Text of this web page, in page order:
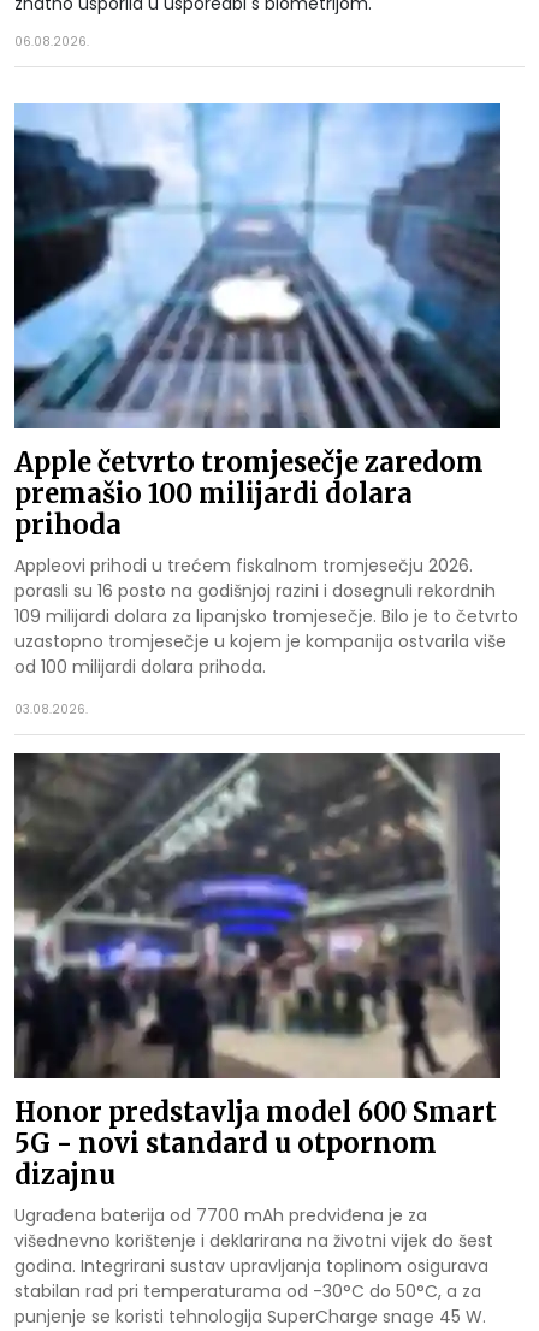
06.08.2026.
Apple četvrto tromjesečje zaredom
premašio 100 milijardi dolara
prihoda
Appleovi prihodi u trećem fiskalnom tromjesečju 2026.
porasli su 16 posto na godišnjoj razini i dosegnuli rekordnih
109 milijardi dolara za lipanjsko tromjesečje. Bilo je to četvrto
uzastopno tromjesečje u kojem je kompanija ostvarila više
od 100 milijardi dolara prihoda.
03.08.2026.
Honor predstavlja model 600 Smart
5G - novi standard u otpornom
dizajnu
Ugrađena baterija od 7700 mAh predviđena je za
višednevno korištenje i deklarirana na životni vijek do šest
godina. Integrirani sustav upravljanja toplinom osigurava
stabilan rad pri temperaturama od -30°C do 50°C, a za
punjenje se koristi tehnologija SuperCharge snage 45 W.